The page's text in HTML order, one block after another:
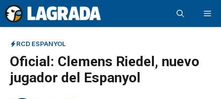
Saltar
al
contenido
RCD ESPANYOL
Oficial: Clemens Riedel, nuevo
jugador del Espanyol